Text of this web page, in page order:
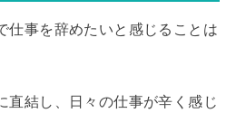
仕事を辞めたいと感じることは
直結し、日々の仕事が辛く感じ